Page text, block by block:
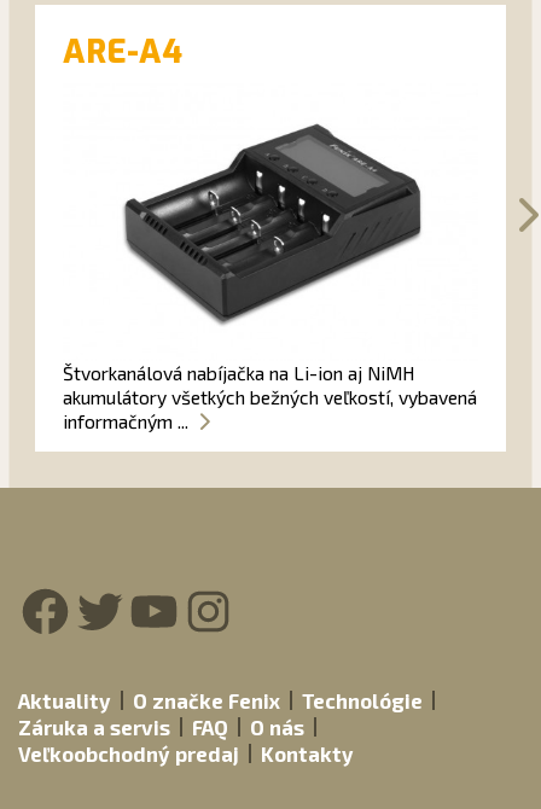
ARE-A4
Štvorkanálová nabíjačka na Li-ion aj NiMH
akumulátory všetkých bežných veľkostí, vybavená
informačným ...
Facebook
Twitter
YouTube
Aktuality O značke Fenix
Technológie
Záruka a servis
FAQ
O nás
Veľkoobchodný predaj
Kontakty